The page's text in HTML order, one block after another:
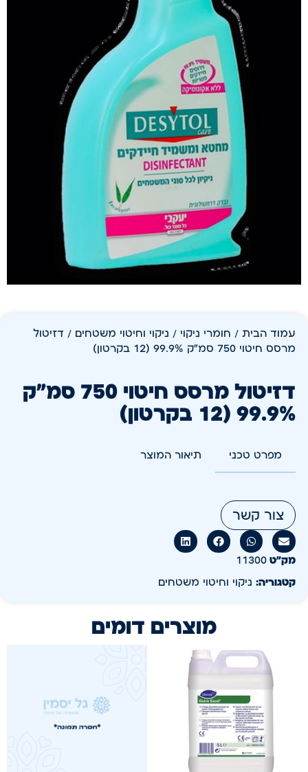
עמוד הבית / חומרי ניקוי / ניקוי וחיטוי משטחים / דזיטול
מרסס חיטוי 750 סמ"ק 99.9% (12 בקרטון)
דזיטול מרסס חיטוי 750 סמ"ק
99.9% (12 בקרטון)
מפרט טכני תיאור המוצר
צור קשר
מק״ט 11300
קטגוריה: ניקוי וחיטוי משטחים
מוצרים דומים